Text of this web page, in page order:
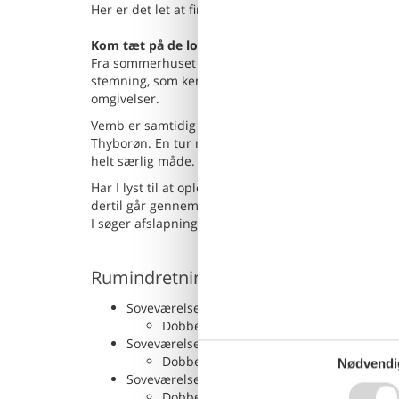
Her er det let at finde roen og lade batterierne op,
Kom tæt på de lokale oplevelser
Fra sommerhuset er der ikke langt til den
stemning, som kendetegner området. Her kan I
omgivelser.
Vemb er samtidig endestation for den populære
Thyborøn. En tur med toget er en oplevelse i sig
helt særlig måde.
Har I lyst til at opleve Vesterhavets brusende
dertil går gennem nogle af områdets smukkeste
I søger afslapning, naturoplevelser eller hyggelige
Rumindretning
Soveværelse
Dobbeltseng - 120x200 cm
Soveværelse
Dobbeltseng - 160x200cm
Soveværelse